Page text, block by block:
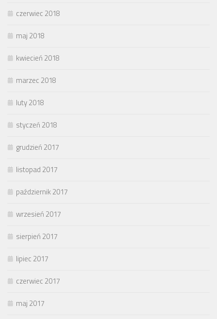
czerwiec 2018
maj 2018
kwiecień 2018
marzec 2018
luty 2018
styczeń 2018
grudzień 2017
listopad 2017
październik 2017
wrzesień 2017
sierpień 2017
lipiec 2017
czerwiec 2017
maj 2017